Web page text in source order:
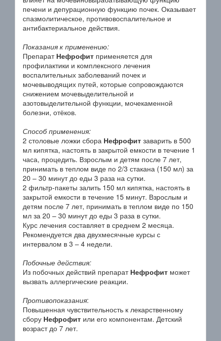
печени и депурационную функцию почек. Оказывает
спазмолитическое, противовоспалительное и
антибактериальное действия.
Показания к применению:
Препарат Нефрофит применяется для
профилактики и комплексного лечения
воспалительных заболеваний почек и
мочевыводящих путей, которые сопровождаются
снижением мочевыделительной и
азотовыделительной функции, мочекаменной
болезни, отёков.
Способ применения:
2 столовые ложки сбора Нефрофит заварить в 500
мл кипятка, настоять в закрытой емкости в течение 1
часа, процедить. Взрослым и детям после 7 лет,
принимать в теплом виде по 2/3 стакана (150 мл) за
20 – 30 минут до еды 3 раза на сутки.
2 фильтр-пакеты залить 150 мл кипятка, настоять в
закрытой емкости в течение 15 минут. Взрослым и
детям после 7 лет, принимать в теплом виде по 150
мл за 20 – 30 минут до еды 3 раза в сутки.
Курс лечения составляет в среднем 2 месяца.
Рекомендуется два двухмесячные курсы с
интервалом в 3 – 4 недели.
Побочные действия:
Из побочных действий препарат Нефрофит может
вызвать аллергические реакции.
Противопоказания:
Повышенная чувствительность к лекарственному
сбору Нефрофит или его компонентам. Детский
возраст до 7 лет.